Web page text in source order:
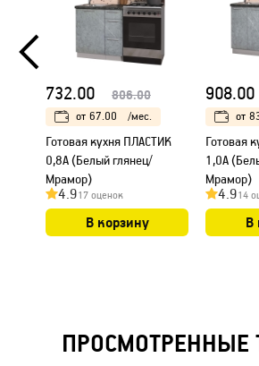
732.00 806.00
от 67.00 /мес.
Готовая кухня ПЛАСТИК
0,8А (Белый глянец/
Мрамор)
4.917 оценок
В корзину
908.00
от
Готовая
1,0А
Мрамор)
4.914
В
ПРОСМОТРЕННЫЕ